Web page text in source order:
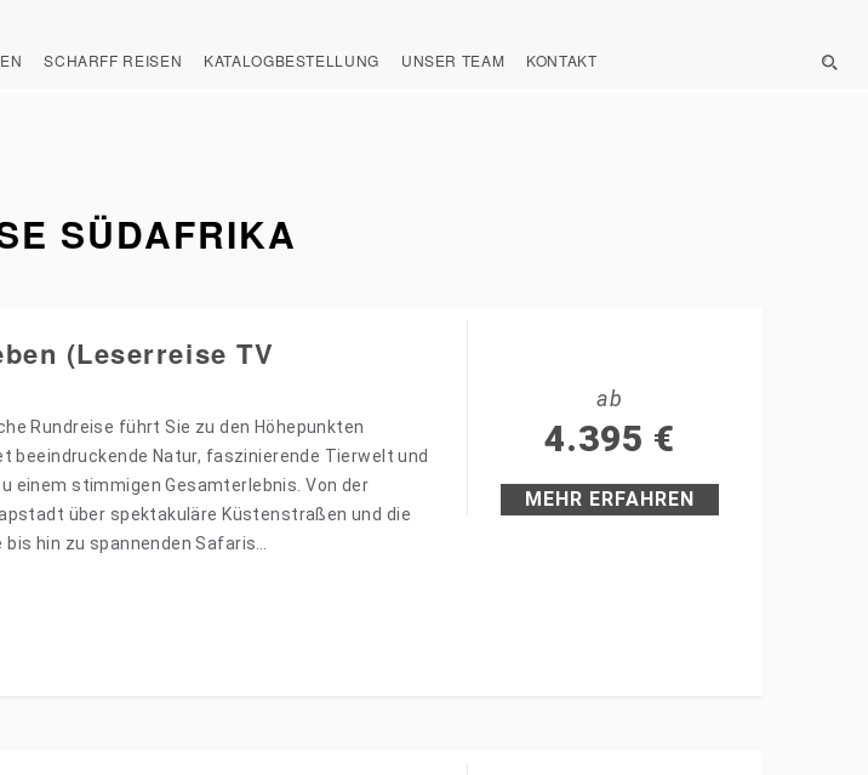
SCHARFF REISEN KATALOGBESTELLUNG UNSER TEAM KONTAKT
SÜDAFRIKA
(Leserreise TV
Rundreise führt Sie zu den Höhepunkten
beeindruckende Natur, faszinierende Tierwelt und
einem stimmigen Gesamterlebnis. Von der
über spektakuläre Küstenstraßen und die
hin zu spannenden Safaris…
ab
4.395 €
MEHR ERFAHREN